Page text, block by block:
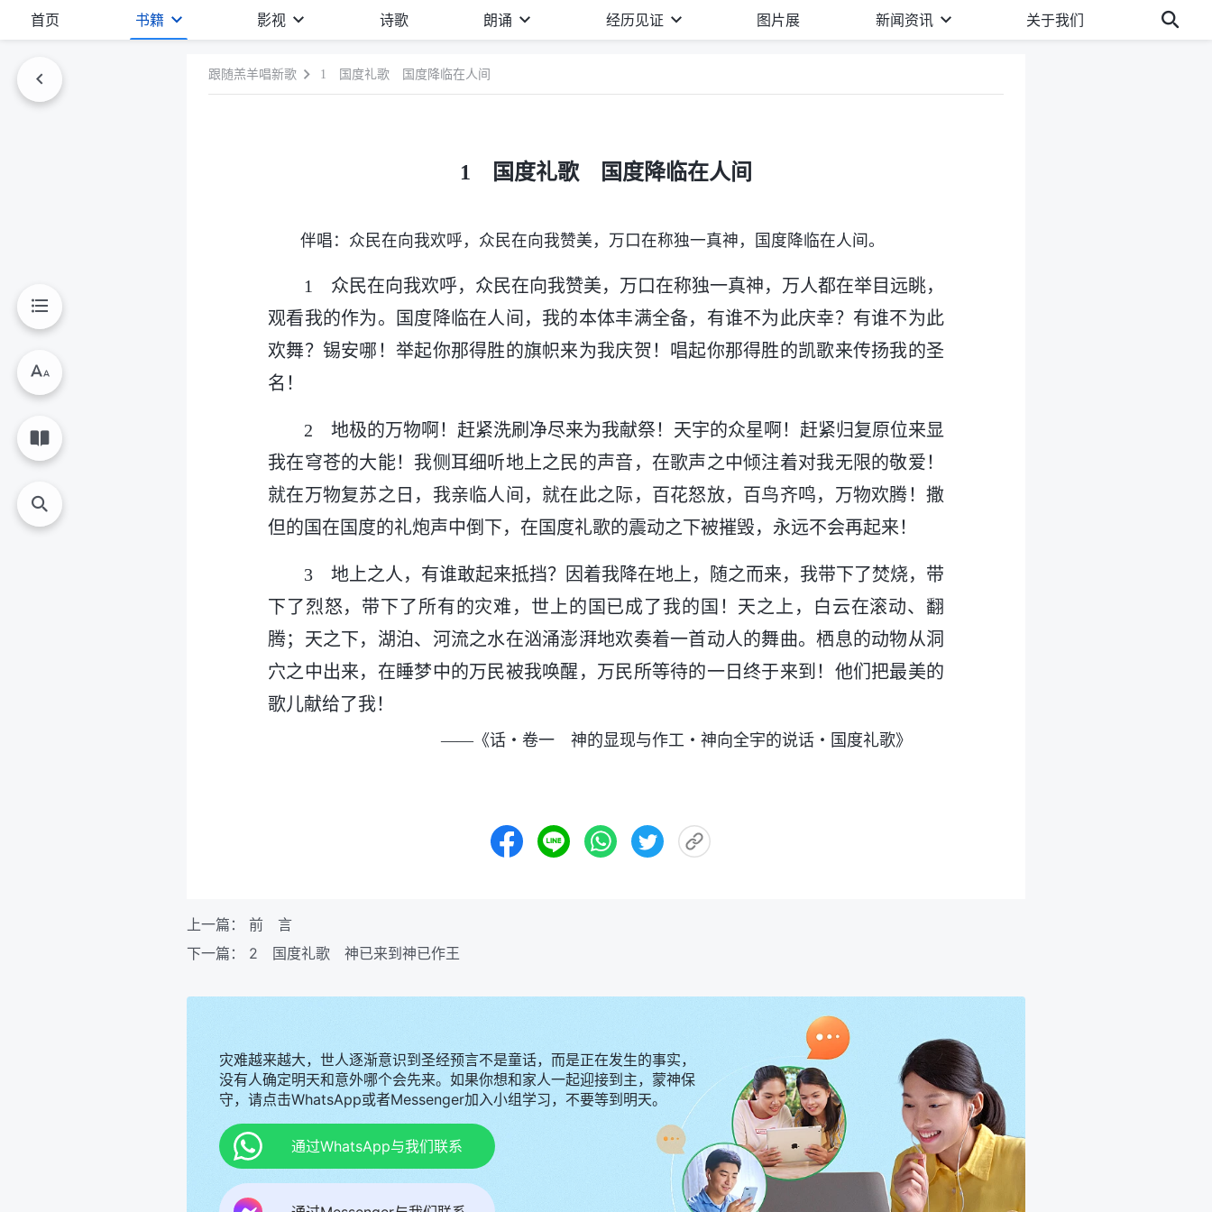
首页 书籍 影视 诗歌 朗诵 经历见证 图片展 新闻资讯 关于我们
跟随羔羊唱新歌 1 国度礼歌 国度降临在人间
1 国度礼歌 国度降临在人间
伴唱：众民在向我欢呼，众民在向我赞美，万口在称独一真神，国度降临在人间。
1 众民在向我欢呼，众民在向我赞美，万口在称独一真神，万人都在举目远眺，
观看我的作为。国度降临在人间，我的本体丰满全备，有谁不为此庆幸？有谁不为此
欢舞？锡安哪！举起你那得胜的旗帜来为我庆贺！唱起你那得胜的凯歌来传扬我的圣
名！
2 地极的万物啊！赶紧洗刷净尽来为我献祭！天宇的众星啊！赶紧归复原位来显
我在穹苍的大能！我侧耳细听地上之民的声音，在歌声之中倾注着对我无限的敬爱！
就在万物复苏之日，我亲临人间，就在此之际，百花怒放，百鸟齐鸣，万物欢腾！撒
但的国在国度的礼炮声中倒下，在国度礼歌的震动之下被摧毁，永远不会再起来！
3 地上之人，有谁敢起来抵挡？因着我降在地上，随之而来，我带下了焚烧，带
下了烈怒，带下了所有的灾难，世上的国已成了我的国！天之上，白云在滚动、翻
腾；天之下，湖泊、河流之水在汹涌澎湃地欢奏着一首动人的舞曲。栖息的动物从洞
穴之中出来，在睡梦中的万民被我唤醒，万民所等待的一日终于来到！他们把最美的
歌儿献给了我！
——《话・卷一 神的显现与作工・神向全宇的说话・国度礼歌》
上一篇： 前 言
下一篇： 2 国度礼歌 神已来到神已作王
灾难越来越大，世人逐渐意识到圣经预言不是童话，而是正在发生的事实，
没有人确定明天和意外哪个会先来。如果你想和家人一起迎接到主，蒙神保
守，请点击WhatsApp或者Messenger加入小组学习，不要等到明天。
通过WhatsApp与我们联系